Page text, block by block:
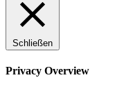
Schließen
Privacy Overview